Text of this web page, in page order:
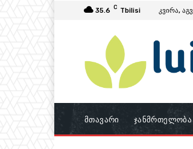
35.6 C Tbilisi კვირა,
Მთავარი Ჯანმრთელობა